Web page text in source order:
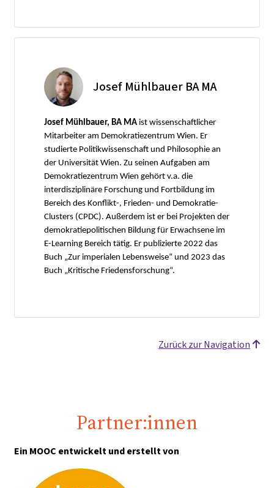
Josef Mühlbauer BA MA
Josef Mühlbauer, BA MA ist wissenschaftlicher
Mitarbeiter am Demokratiezentrum Wien. Er
studierte Politikwissenschaft und Philosophie an
der Universität Wien. Zu seinen Aufgaben am
Demokratiezentrum Wien gehört v.a. die
interdisziplinäre Forschung und Fortbildung im
Bereich des Konflikt-, Frieden- und Demokratie-
Clusters (CPDC). Außerdem ist er bei Projekten der
demokratiepolitischen Bildung für Erwachsene im
E-Learning Bereich tätig. Er publizierte 2022 das
Buch „Zur imperialen Lebensweise“ und 2023 das
Buch „Kritische Friedensforschung“.
Zurück zur Navigation
Partner:innen
Ein MOOC entwickelt und erstellt von